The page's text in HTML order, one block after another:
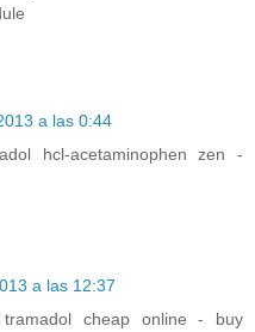
a las 0:44
hcl-acetaminophen zen -
a las 12:37
cheap online - buy